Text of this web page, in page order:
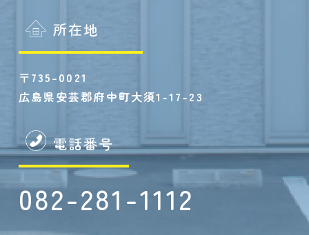
所在地
〒735-0021
広島県安芸郡府中町大須1-17-23
電話番号
082-281-1112